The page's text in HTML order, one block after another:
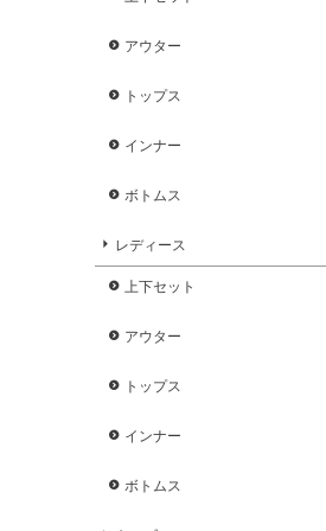
アウター
トップス
インナー
ボトムス
レディース
上下セット
アウター
トップス
インナー
ボトムス